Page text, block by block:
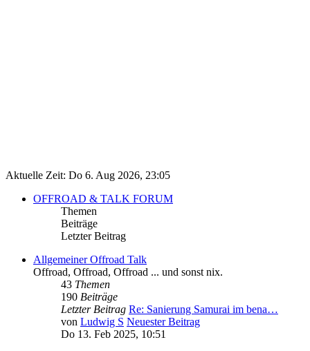
Aktuelle Zeit: Do 6. Aug 2026, 23:05
OFFROAD & TALK FORUM
Themen
Beiträge
Letzter Beitrag
Allgemeiner Offroad Talk
Offroad, Offroad, Offroad ... und sonst nix.
43 Themen
190 Beiträge
Letzter Beitrag Re: Sanierung Samurai im bena…
von Ludwig S Neuester Beitrag
Do 13. Feb 2025, 10:51